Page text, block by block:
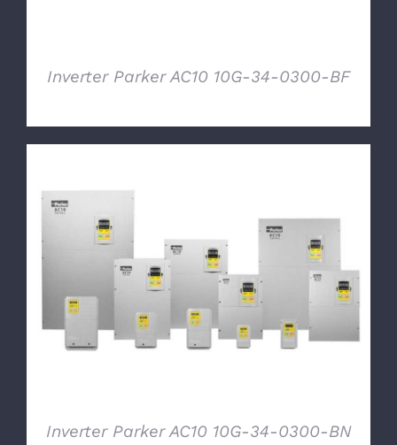
Inverter Parker AC10 10G-34-0300-BF
DETTAGLI
Inverter Parker AC10 10G-34-0300-BN